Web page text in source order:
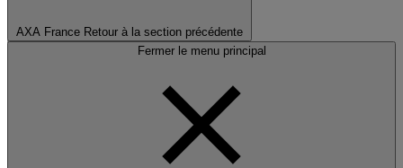
AXA France Retour à la section précédente
Fermer le menu principal